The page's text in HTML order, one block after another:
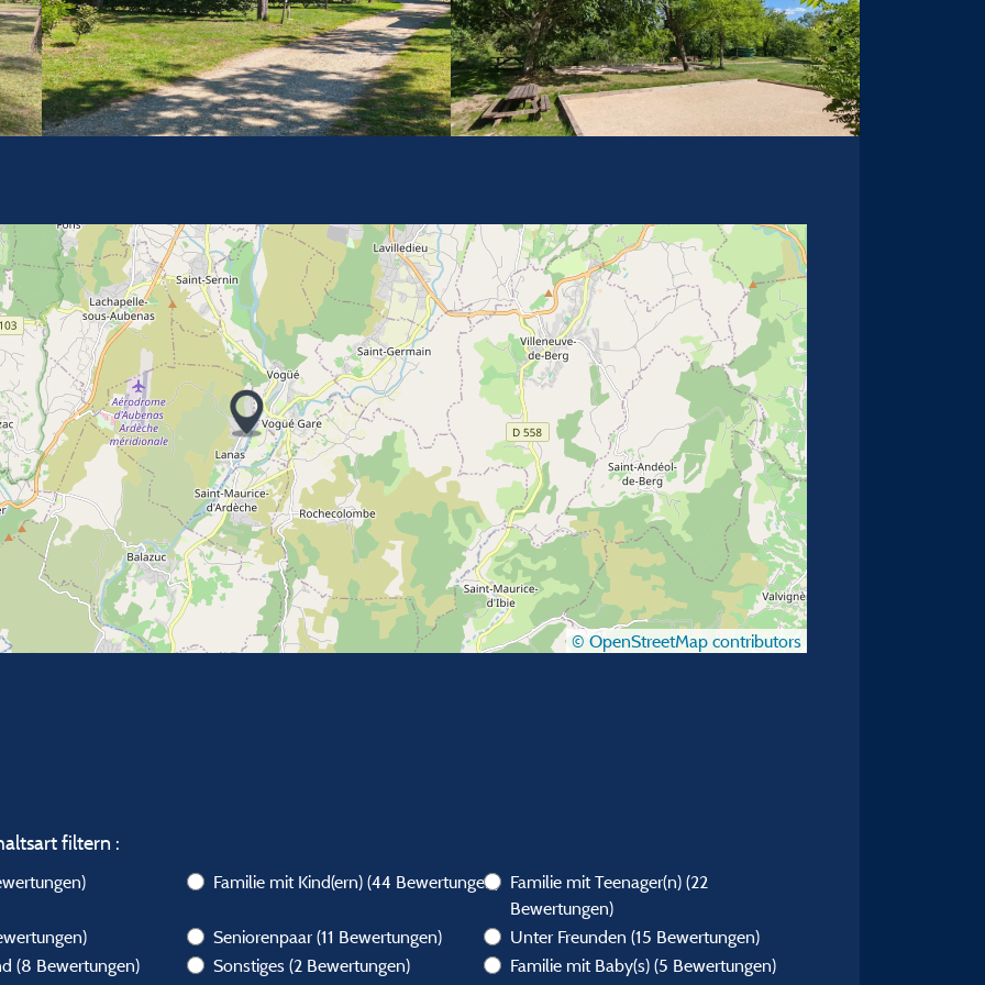
© OpenStreetMap contributors
filtern :
Familie mit Kind(ern) (44 Bewertungen) Familie mit Teenager(n) (22
Bewertungen)
Seniorenpaar (11 Bewertungen) Unter Freunden (15 Bewertungen)
(8 Bewertungen) Sonstiges (2 Bewertungen) Familie mit Baby(s) (5 Bewertungen)